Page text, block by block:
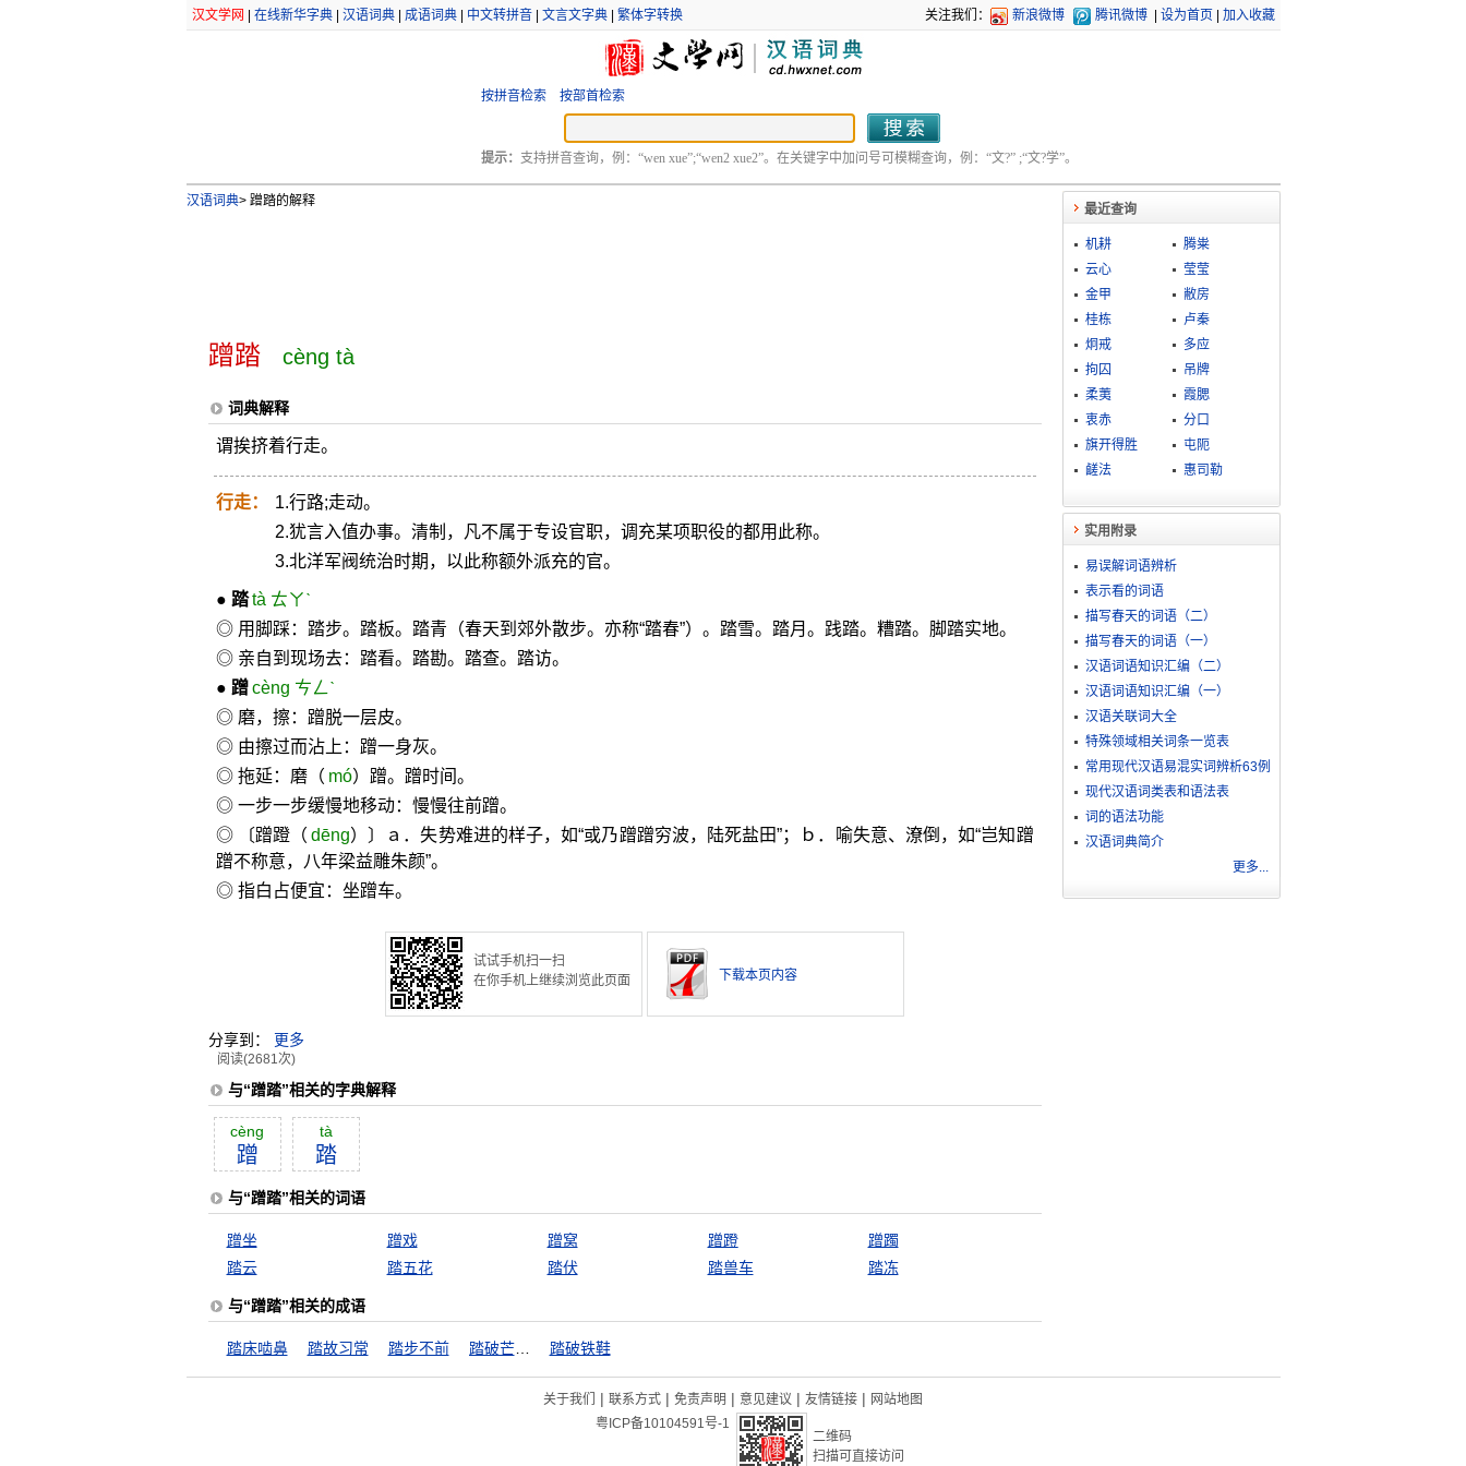
汉文学网 在线新华字典| 汉语词典| 成语词典| 中文转拼音| 文言文字典| 繁体字转换 关注我们： 新浪微博 腾讯微博 设为首页 加入收藏
按拼音检索 按部首检索
提示： 支持拼音查询，例：“wen xue”;“wen2 xue2”。在关键字中加问号可模糊查询，例：“文?” ;“文?学”。
汉语词典>蹭踏的解释
蹭踏 cèng tà
词典解释
谓挨挤着行走。
行走：
1.行路;走动。
2.犹言入值办事。清制，凡不属于专设官职，调充某项职役的都用此称。
3.北洋军阀统治时期，以此称额外派充的官。
● 踏 tà ㄊㄚˋ
◎ 用脚踩：踏步。踏板。踏青（春天到郊外散步。亦称“踏春”）。踏雪。踏月。践踏。糟踏。脚踏实地。
◎ 亲自到现场去：踏看。踏勘。踏查。踏访。
● 蹭 cèng ㄘㄥˋ
◎ 磨，擦：蹭脱一层皮。
◎ 由擦过而沾上：蹭一身灰。
◎ 拖延：磨（ mó）蹭。蹭时间。
◎ 一步一步缓慢地移动：慢慢往前蹭。
◎ 〔蹭蹬（ dēng）〕ａ．失势难进的样子，如“或乃蹭蹭穷波，陆死盐田”；ｂ．喻失意、潦倒，如“岂知蹭
蹭不称意，八年梁益雕朱颜”。
◎ 指白占便宜：坐蹭车。
试试手机扫一扫
在你手机上继续浏览此页面
下载本页内容
分享到： 更多
阅读(2681次)
与“蹭踏”相关的字典解释
cèng
蹭
tà
踏
与“蹭踏”相关的词语
蹭坐 蹭戏 蹭窝 蹭蹬
蹭躅
踏云
踏五花 踏伏 踏兽车 踏冻
与“蹭踏”相关的成语
踏床啮鼻 踏故习常 踏步不前 踏破芒鞋没觅处，得来全不费工夫 踏破铁鞋
最近查询
机耕
腾粜
云心
莹莹
金甲
敝房
桂栋
卢秦
炯戒
多应
拘囚
吊牌
柔荑
霞腮
衷赤
分口
旗开得胜
屯阨
鹾法
惠司勒
实用附录
易误解词语辨析
表示看的词语
描写春天的词语（二）
描写春天的词语（一）
汉语词语知识汇编（二）
汉语词语知识汇编（一）
汉语关联词大全
特殊领域相关词条一览表
常用现代汉语易混实词辨析63例
现代汉语词类表和语法表
词的语法功能
汉语词典简介
更多...
关于我们 | 联系方式 | 免责声明 | 意见建议 | 友情链接 | 网站地图
粤ICP备10104591号-1
二维码
扫描可直接访问